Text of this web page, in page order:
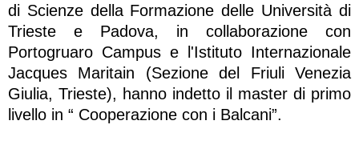
di Scienze della Formazione delle Università di
Trieste e Padova, in collaborazione con
Portogruaro Campus e l'Istituto Internazionale
Jacques Maritain (Sezione del Friuli Venezia
Giulia, Trieste), hanno indetto il master di primo
livello in “ Cooperazione con i Balcani”.